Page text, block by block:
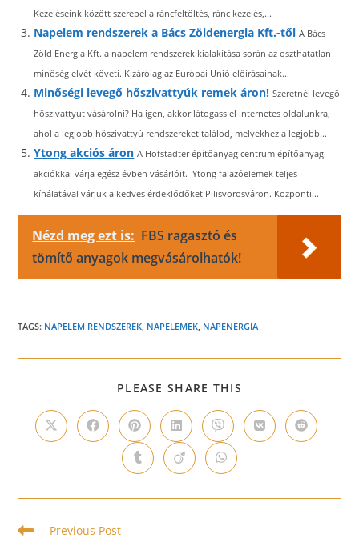
Kezeléseink között szerepel a ráncfeltöltés, ránc kezelés,...
Napelem rendszerek a Bács Zöldenergia Kft.-től A Bács
Zöld Energia Kft. a napelem rendszerek kialakítása során az oszthatatlan
minőség elvét követi. Kizárólag az Európai Unió előírásainak...
Minőségi levegő hőszivattyúk remek áron! Szeretnél levegő
hőszivattyút vásárolni? Ha igen, akkor látogass el internetes oldalunkra,
ahol a legjobb hőszivattyú rendszereket találod, melyekhez a legjobb...
Ytong akciós áron A Hofstadter építőanyag centrum építőanyag
akciókkal várja egész évben vásárlóit. Ytong falazóelemek teljes
kínálatával várjuk a kedves érdeklődőket Pilisvörösváron. Központi...
Nézd meg ezt is: FBS ragasztó és
tömítő anyagok megvásárolhatók!
TAGS: NAPELEM RENDSZEREK, NAPELEMEK, NAPENERGIA
PLEASE SHARE THIS
CONTENT
Opens
in
Opens
in
window
Opens
in
a
new
window
Opens
in
a
new
window
Opens
in
a
new
window
Opens
in
Opens
in
Opens
in
new
Opens
in
new
Opens
in
new
Read
Previous Post